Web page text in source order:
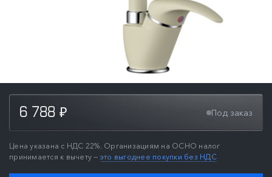
6 788 ₽ Под заказ
Цена указана с НДС 22%. Организациям на ОСНО налог
принимается к вычету — это выгоднее покупки без НДС